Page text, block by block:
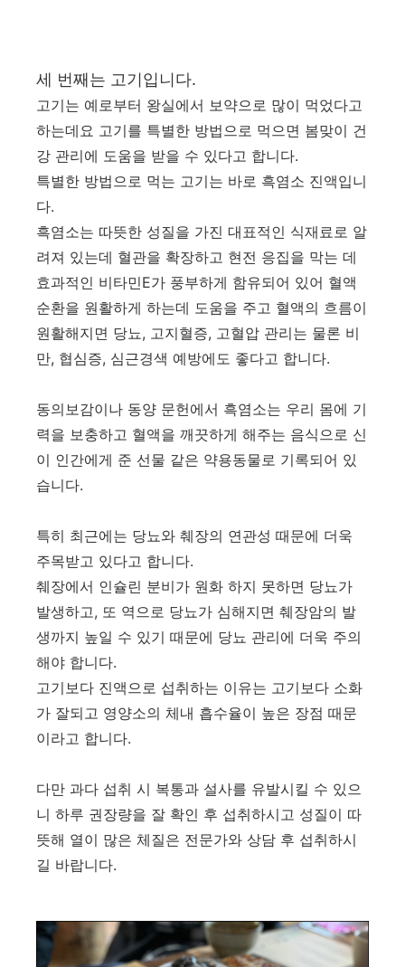
세 번째는 고기입니다.
고기는 예로부터 왕실에서 보약으로 많이 먹었다고
하는데요 고기를 특별한 방법으로 먹으면 봄맞이 건
강 관리에 도움을 받을 수 있다고 합니다.
특별한 방법으로 먹는 고기는 바로 흑염소 진액입니
다.
흑염소는 따뜻한 성질을 가진 대표적인 식재료로 알
려져 있는데 혈관을 확장하고 현전 응집을 막는 데
효과적인 비타민E가 풍부하게 함유되어 있어 혈액
순환을 원활하게 하는데 도움을 주고 혈액의 흐름이
원활해지면 당뇨, 고지혈증, 고혈압 관리는 물론 비
만, 협심증, 심근경색 예방에도 좋다고 합니다.
동의보감이나 동양 문헌에서 흑염소는 우리 몸에 기
력을 보충하고 혈액을 깨끗하게 해주는 음식으로 신
이 인간에게 준 선물 같은 약용동물로 기록되어 있
습니다.
특히 최근에는 당뇨와 췌장의 연관성 때문에 더욱
주목받고 있다고 합니다.
췌장에서 인슐린 분비가 원화 하지 못하면 당뇨가
발생하고, 또 역으로 당뇨가 심해지면 췌장암의 발
생까지 높일 수 있기 때문에 당뇨 관리에 더욱 주의
해야 합니다.
고기보다 진액으로 섭취하는 이유는 고기보다 소화
가 잘되고 영양소의 체내 흡수율이 높은 장점 때문
이라고 합니다.
다만 과다 섭취 시 복통과 설사를 유발시킬 수 있으
니 하루 권장량을 잘 확인 후 섭취하시고 성질이 따
뜻해 열이 많은 체질은 전문가와 상담 후 섭취하시
길 바랍니다.